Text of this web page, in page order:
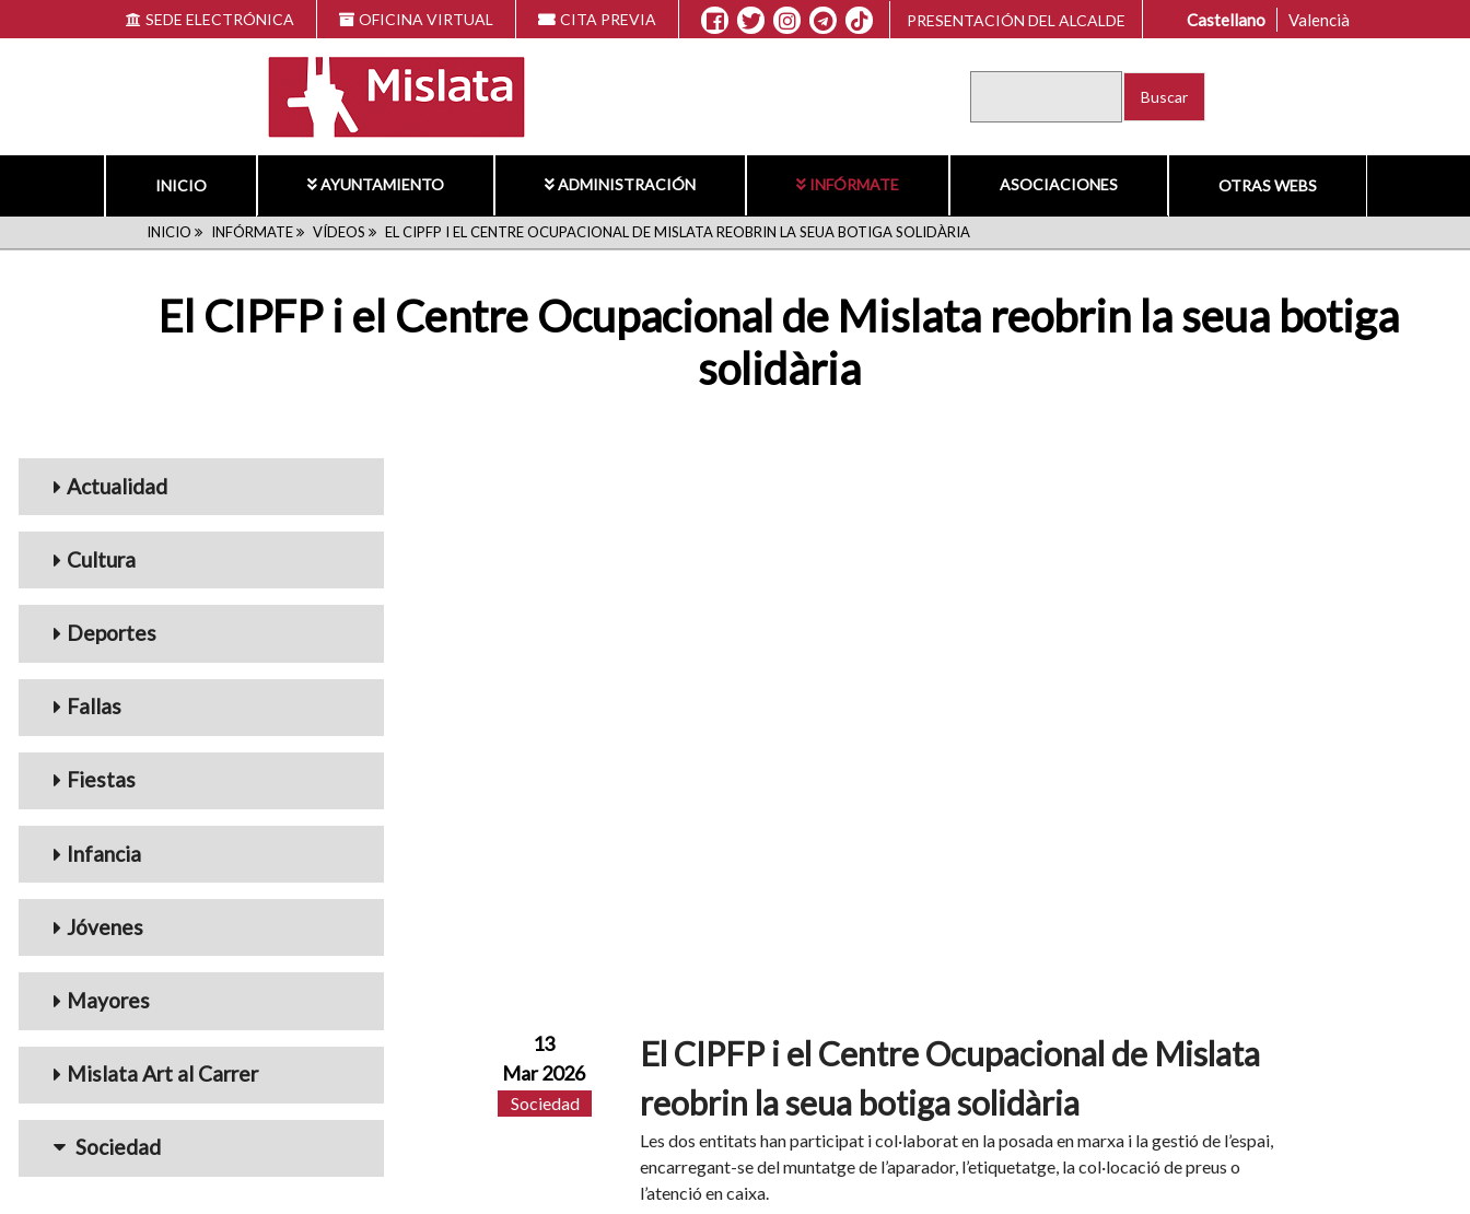
al
SEDE ELECTRÓNICA OFICINA VIRTUAL CITA PREVIA PRESENTACIÓN DEL ALCALDE Castellano Valencià
INICIO AYUNTAMIENTO ADMINISTRACIÓN INFÓRMATE ASOCIACIONES OTRAS WEBS
RUTA
DE
INICIO INFÓRMATE VÍDEOS EL CIPFP I EL CENTRE OCUPACIONAL DE MISLATA REOBRIN LA SEUA BOTIGA SOLIDÀRIA
El CIPFP i el Centre Ocupacional de Mislata reobrin la seua botiga
solidària
Menu_Videos
Actualidad
Cultura
Deportes
Fallas
Fiestas
Infancia
Jóvenes
Mayores
Mislata Art al Carrer
Sociedad
13
Mar 2026
Sociedad
El CIPFP i el Centre Ocupacional de Mislata
reobrin la seua botiga solidària
Les dos entitats han participat i col·laborat en la posada en marxa i la gestió de l’espai,
encarregant-se del muntatge de l’aparador, l’etiquetatge, la col·locació de preus o
l’atenció en caixa.